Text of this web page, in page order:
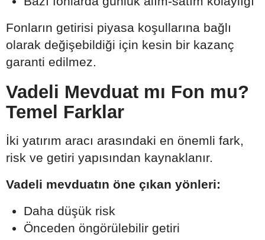
Fonların getirisi piyasa koşullarına bağlı
olarak değişebildiği için kesin bir kazanç
garanti edilmez.
Vadeli Mevduat mı Fon mu?
Temel Farklar
İki yatırım aracı arasındaki en önemli fark,
risk ve getiri yapısından kaynaklanır.
Vadeli mevduatın öne çıkan yönleri:
Daha düşük risk
Önceden öngörülebilir getiri